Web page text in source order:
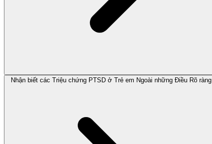
Nhận biết các Triệu chứng PTSD ở Trẻ em Ngoài những Điều Rõ ràng